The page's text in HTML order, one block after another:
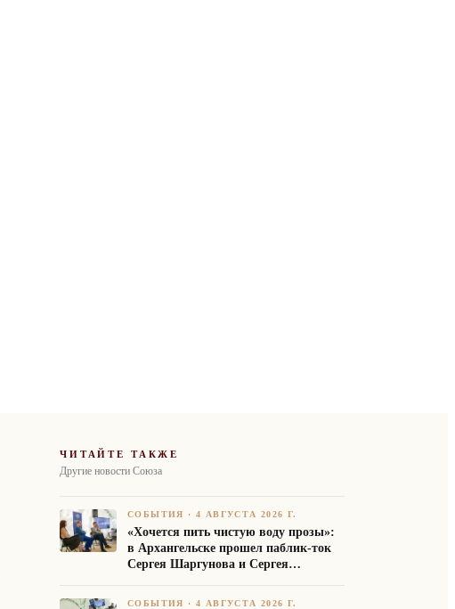
ЧИТАЙТЕ ТАКЖЕ
Другие новости Союза
СОБЫТИЯ ·4 АВГУСТА 2026 Г.
«Хочется пить чистую воду прозы»:
в Архангельске прошел паблик-ток
Сергея Шаргунова и Сергея
СОБЫТИЯ ·4 АВГУСТА 2026 Г.